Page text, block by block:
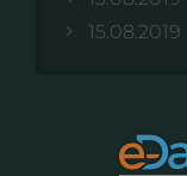
15.08.2019